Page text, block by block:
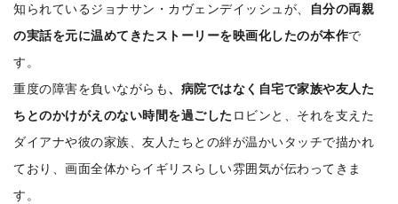
知られているジョナサン・カヴェンデイッシュが、
自分の両親
の実話を元に温めてきたストーリーを映画化したのが本作で
す。
重度の障害を負いながらも、病院ではなく自宅で家族や友人た
ちとのかけがえのない時間を過ごした ロビンと、それを支えた
ダイアナや彼の家族、友人たちとの絆が温かいタッチで描かれ
ており、画面全体からイギリスらしい雰囲気が伝わってきま
す。